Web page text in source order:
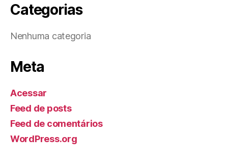
Categorias
Nenhuma categoria
Meta
Acessar
Feed de posts
Feed de comentários
WordPress.org